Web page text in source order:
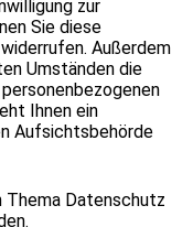
zur
Sie diese
Außerdem
Umständen die
Ihnen ein
Aufsichtsbehörde
Thema Datenschutz